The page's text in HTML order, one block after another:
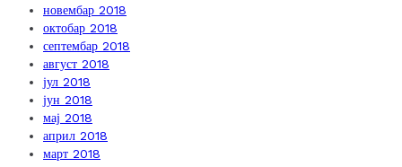
новембар 2018
октобар 2018
септембар 2018
август 2018
јул 2018
јун 2018
мај 2018
април 2018
март 2018